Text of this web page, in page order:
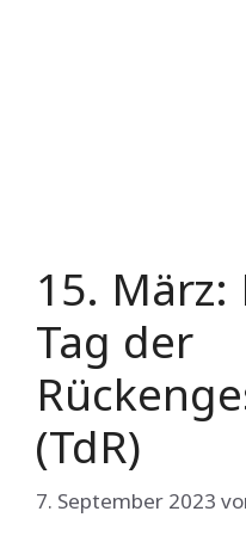
15.
Tag der
(TdR)
7. September 2023